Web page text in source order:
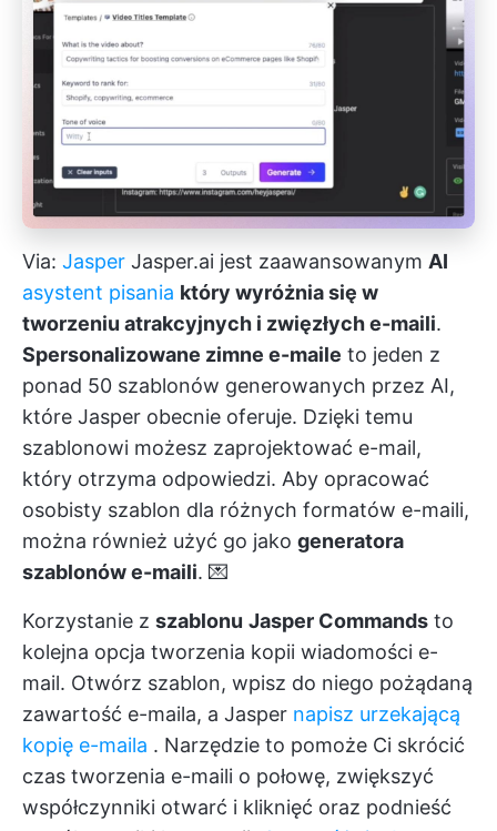
Via: Jasper Jasper.ai jest zaawansowanym AI
asystent pisania który wyróżnia się w
tworzeniu atrakcyjnych i zwięzłych e-maili.
Spersonalizowane zimne e-maile to jeden z
ponad 50 szablonów generowanych przez AI,
które Jasper obecnie oferuje. Dzięki temu
szablonowi możesz zaprojektować e-mail,
który otrzyma odpowiedzi. Aby opracować
osobisty szablon dla różnych formatów e-maili,
można również użyć go jako generatora
szablonów e-maili. 💌
Korzystanie z szablonu Jasper Commands to
kolejna opcja tworzenia kopii wiadomości e-
mail. Otwórz szablon, wpisz do niego pożądaną
zawartość e-maila, a Jasper napisz urzekającą
kopię e-maila . Narzędzie to pomoże Ci skrócić
czas tworzenia e-maili o połowę, zwiększyć
współczynniki otwarć i kliknięć oraz podnieść